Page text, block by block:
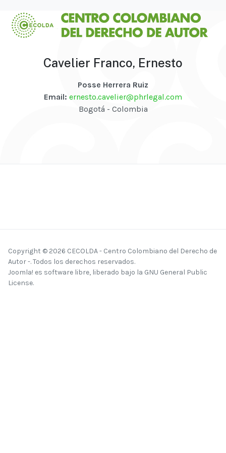
Cavelier Franco, Ernesto
Posse Herrera Ruiz
Email: ernesto.cavelier@phrlegal.com
Bogotá - Colombia
Copyright © 2026 CECOLDA - Centro Colombiano del Derecho de
Autor -. Todos los derechos reservados.
Joomla! es software libre, liberado bajo la GNU General Public
License.